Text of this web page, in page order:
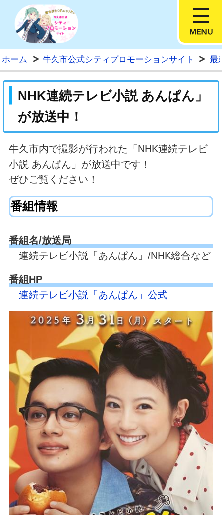
牛久市公式シティプロモー
ホーム 牛久市公式シティプロモーションサイト 最
NHK連続テレビ小説 あんぱん」
が放送中！
牛久市内で撮影が行われた「NHK連続テレビ
小説 あんぱん」が放送中です！
ぜひご覧ください！
番組情報
番組名/放送局
連続テレビ小説「あんぱん」/NHK総合など
番組HP
連続テレビ小説「あんぱん」公式